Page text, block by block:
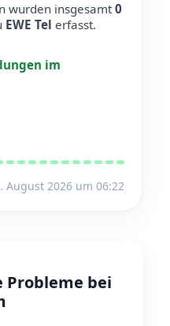
wurden insgesamt0
EWE Tel erfasst.
im
2026 um 06:22
bei